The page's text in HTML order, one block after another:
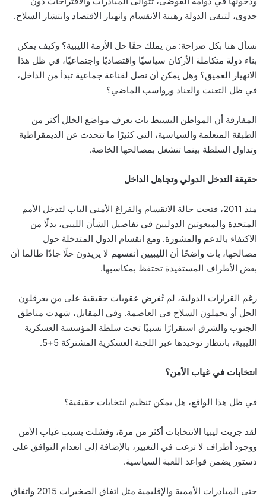
جدوى، لتبقى الدولة رهينة الانقسام وانهيار الاقتصاد وانتشار السلاح.
نسأل هنا بكل صراحة: من يملك حقًا حل الأزمة الليبية؟ وكيف يمكن
بناء دولة متكاملة الأركان سياسيًا واقتصاديًا واجتماعيًا، في ظل هذا
الانهيار العميق؟ وهل يمكن أن نصل لقناعة جماعية تبدأ من الداخل،
في ظل التعنت والعناد ورواسب الماضي؟
المفارقة أن المواطن البسيط بات يعرف مواضع الخلل أكثر من
الطبقة المتعلمة والسياسية، التي كثيرًا ما تتحدث عن الديمقراطية
وتداول السلطة بينما تنشغل بمصالحها الخاصة.
حقيقة التدخل الدولي وتجاهل الداخل
منذ 2011، فتحت حالة الانقسام والفراغ الأمني الباب لتدخل الأمم
المتحدة والمبعوثين الدوليين في تفاصيل الشأن الليبي، بدلًا من
الاكتفاء بالدعم والمشورة. ومع انقسام الدول المتدخلة حول
مصالحها، بات واضحًا أن الليبيين أنفسهم لا يريدون حلًا جادًا طالما أن
بعض الأطراف المستفيدة تحتفظ بمكاسبها.
رغم القرارات الدولية، لم تُفرض عقوبات حقيقية على من يعرقلون
الحل أو يحملون السلاح في العاصمة. وفي المقابل، شهدت مناطق
الجنوب والشرق استقرارًا نسبيًا تحت سلطة المؤسسة العسكرية
الليبية، بانتظار توحيدها عبر اللجنة العسكرية المشتركة 5+5.
انتخابات في غياب الأمن؟
في ظل هذا الواقع، هل يمكن تنظيم انتخابات حقيقية؟
لقد جربت ليبيا الانتخابات أكثر من مرة، وفشلت بسبب غياب الأمن
ووجود أطراف لا ترغب في التغيير، بالإضافة إلى انعدام التوافق على
دستور يضمن قواعد اللعبة السياسية.
حتى المبادرات الأممية والإقليمية مثل اتفاق الصخيرات 2015 واتفاق